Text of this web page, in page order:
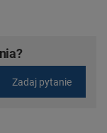
Zadaj pytanie